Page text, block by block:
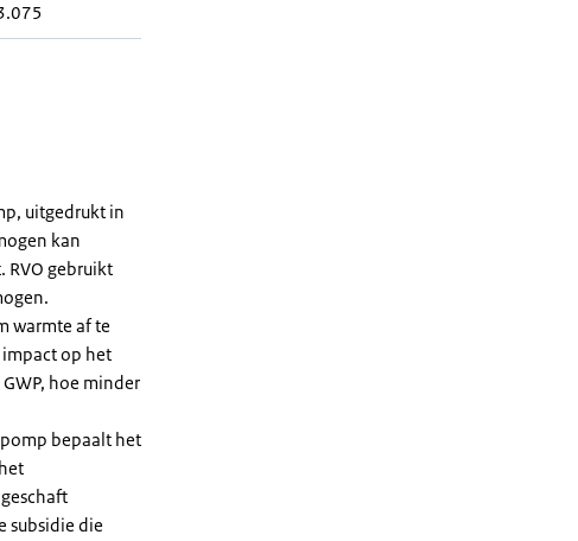
uitgedrukt in
kan
gebruikt
warmte af te
op het
hoe minder
bepaalt het
subsidie die